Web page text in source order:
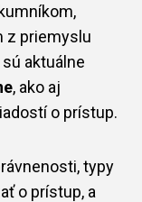
z priemyslu
aktuálne
, ako aj
o prístup.
typy
o prístup, a